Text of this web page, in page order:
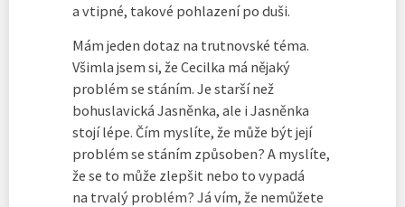
a vtipné, takové pohlazení po duši.
Mám jeden dotaz na trutnovské téma.
Všimla jsem si, že Cecilka má nějaký
problém se stáním. Je starší než
bohuslavická Jasněnka, ale i Jasněnka
stojí lépe. Čím myslíte, že může být její
problém se stáním způsoben? A myslíte,
že se to může zlepšit nebo to vypadá
na trvalý problém? Já vím, že nemůžete